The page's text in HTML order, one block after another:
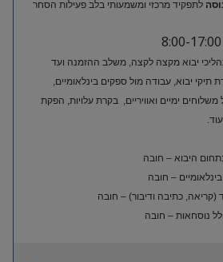
לתפקיד מרכזי ומשמעותי בלב פעילות הסחר
יבוא מקצה לקצה, משלב ההזמנה ועד
תיקי יבוא, עבודה מול ספקים בינלאומיים,
ימיים ואוויריים, בקרת עלויות, הפקת
היבוא – חובה
– חובה
כתיבה ודיבור) – חובה